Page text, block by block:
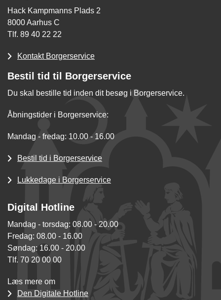
Hack Kampmanns Plads 2
8000 Aarhus C
Tlf. 89 40 22 22
Kontakt Borgerservice
Bestil tid til Borgerservice
Du skal bestille tid inden dit besøg i Borgerservice.
Åbningstider i Borgerservice:
Mandag - fredag: 10.00 - 16.00
Bestil tid i Borgerservice
Lukkedage i Borgerservice
Digital Hotline
Mandag - torsdag: 08.00 - 20.00
Fredag: 08.00 - 16.00
Søndag: 16.00 - 20.00
Tlf. 70 20 00 00
Læs mere om
Den Digitale Hotline